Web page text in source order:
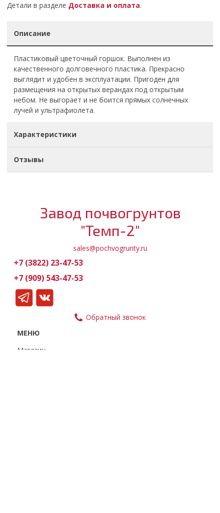
Детали в разделе Доставка и оплата.
Описание
Пластиковый цветочный горшок. Выполнен из
качественного долговечного пластика. Прекрасно
выглядит и удобен в эксплуатации. Пригоден для
размещения на открытых верандах под открытым
небом. Не выгорает и не боится прямых солнечных
лучей и ультрафиолета.
Характеристики
Отзывы
Завод почвогрунтов
"Темп-2"
sales@pochvogrunty.ru
+7 (3822) 23-47-53
+7 (909) 543-47-53
Обратный звонок
МЕНЮ
Магазин